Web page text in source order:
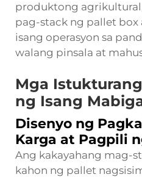
produktong
pag-stack ng pallet box
isang operasyon sa
walang pinsala at
Mga
ng Isang
Disenyo ng
Karga at Pagpili
Ang kakayahang mag-
kahon ng pallet